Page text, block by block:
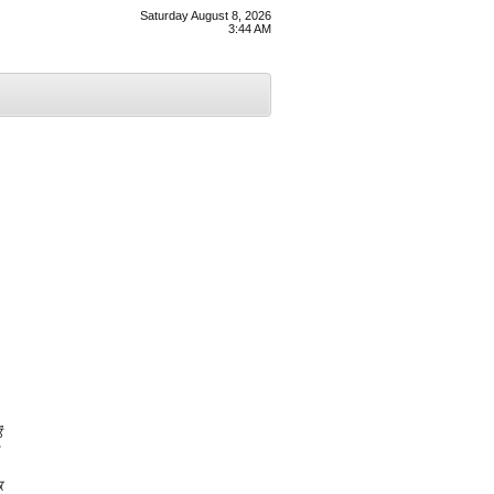
Saturday August 8, 2026
3:44 AM